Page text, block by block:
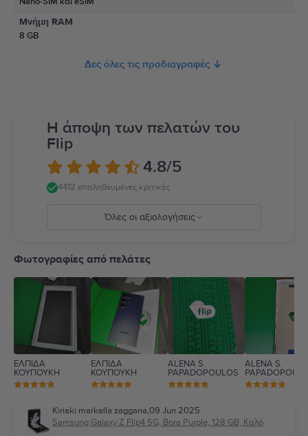
Μνήμη RAM
8 GB
Δες όλες τις προδιαγραφές
Η άποψη των πελατών του
Flip
4.8/5
4412 επαληθευμένες κριτικές
Όλες οι αξιολογήσεις
4
Φωτογραφίες από πελάτες
ΕΛΠΙΔΑ
ΚΟΥΠΟΥΚΗ
ΕΛΠΙΔΑ
ΚΟΥΠΟΥΚΗ
ALENA S.
PAPADOPOULOS
ALENA S.
Kiriaki markella zaggana,09 Jun 2025
Samsung Galaxy Z Flip4 5G, Bora Purple, 128 GB, Καλό